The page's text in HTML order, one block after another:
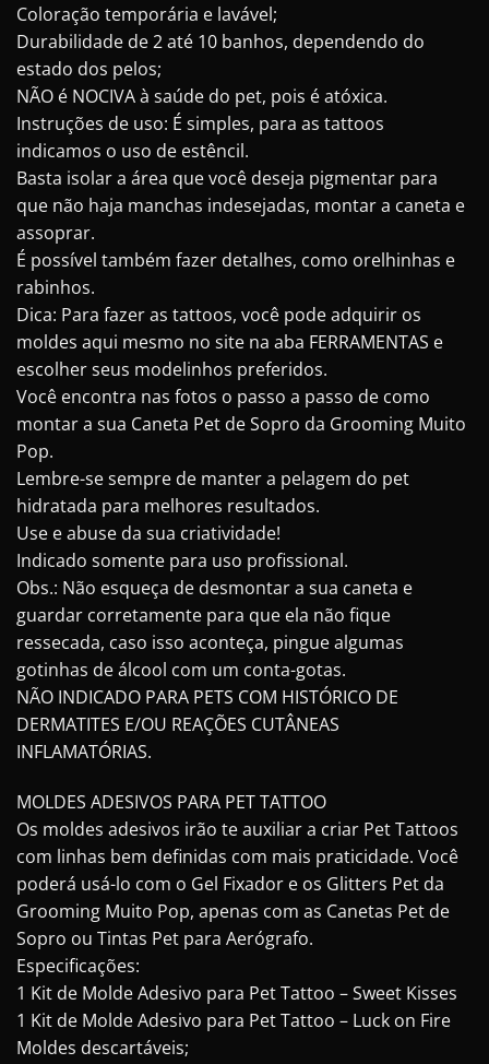
Coloração temporária e lavável;
Durabilidade de 2 até 10 banhos, dependendo do
estado dos pelos;
NÃO é NOCIVA à saúde do pet, pois é atóxica.
Instruções de uso: É simples, para as tattoos
indicamos o uso de estêncil.
Basta isolar a área que você deseja pigmentar para
que não haja manchas indesejadas, montar a caneta e
assoprar.
É possível também fazer detalhes, como orelhinhas e
rabinhos.
Dica: Para fazer as tattoos, você pode adquirir os
moldes aqui mesmo no site na aba FERRAMENTAS e
escolher seus modelinhos preferidos.
Você encontra nas fotos o passo a passo de como
montar a sua Caneta Pet de Sopro da Grooming Muito
Pop.
Lembre-se sempre de manter a pelagem do pet
hidratada para melhores resultados.
Use e abuse da sua criatividade!
Indicado somente para uso profissional.
Obs.: Não esqueça de desmontar a sua caneta e
guardar corretamente para que ela não fique
ressecada, caso isso aconteça, pingue algumas
gotinhas de álcool com um conta-gotas.
NÃO INDICADO PARA PETS COM HISTÓRICO DE
DERMATITES E/OU REAÇÕES CUTÂNEAS
INFLAMATÓRIAS.
MOLDES ADESIVOS PARA PET TATTOO
Os moldes adesivos irão te auxiliar a criar Pet Tattoos
com linhas bem definidas com mais praticidade. Você
poderá usá-lo com o Gel Fixador e os Glitters Pet da
Grooming Muito Pop, apenas com as Canetas Pet de
Sopro ou Tintas Pet para Aerógrafo.
Especificações:
1 Kit de Molde Adesivo para Pet Tattoo – Sweet Kisses
1 Kit de Molde Adesivo para Pet Tattoo – Luck on Fire
Moldes descartáveis;